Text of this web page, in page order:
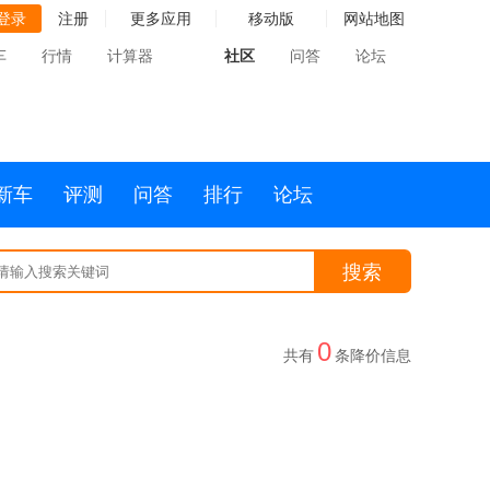
录 注册 更多应用 移动版 网站地图
行情 计算器 社区 问答 论坛
车 评测 问答 排行 论坛
搜索
共有 0条降价信息